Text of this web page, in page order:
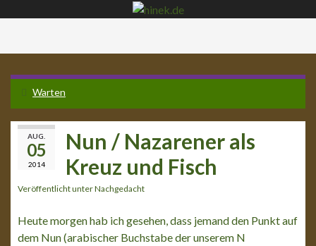
Warten
AUG.
05
2014
Nun / Nazarener als
Kreuz und Fisch
Veröffentlicht unterNachgedacht
Heute morgen hab ich gesehen, dass jemand den Punkt auf
dem Nun (arabischer Buchstabe der unserem N